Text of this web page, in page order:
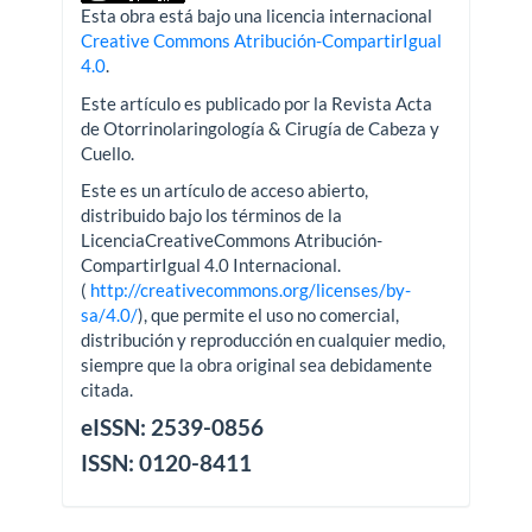
Esta obra está bajo una licencia internacional
Creative Commons Atribución-CompartirIgual
4.0.
Este artículo es publicado por la Revista Acta
de Otorrinolaringología & Cirugía de Cabeza y
Cuello.
Este es un artículo de acceso abierto,
distribuido bajo los términos de la
LicenciaCreativeCommons Atribución-
CompartirIgual 4.0 Internacional.
( http://creativecommons.org/licenses/by-
sa/4.0/), que permite el uso no comercial,
distribución y reproducción en cualquier medio,
siempre que la obra original sea debidamente
citada.
eISSN: 2539-0856
ISSN: 0120-8411